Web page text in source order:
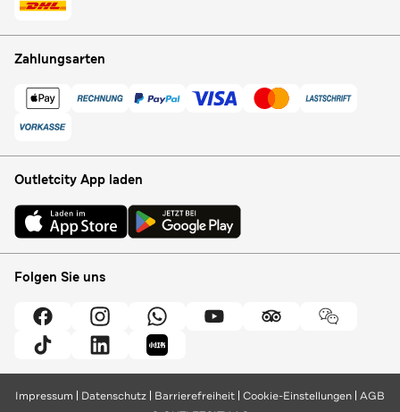
Zahlungsarten
Outletcity App laden
Folgen Sie uns
Impressum Datenschutz Barrierefreiheit Cookie-Einstellungen AGB